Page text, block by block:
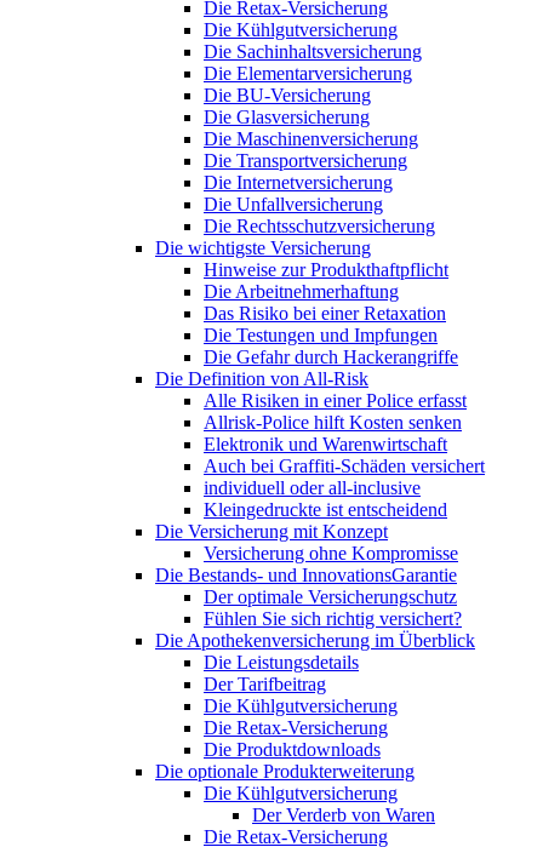
Die Retax-Versicherung
Die Kühlgutversicherung
Die Sachinhaltsversicherung
Die Elementarversicherung
Die BU-Versicherung
Die Glasversicherung
Die Maschinenversicherung
Die Transportversicherung
Die Internetversicherung
Die Unfallversicherung
Die Rechtsschutzversicherung
Die wichtigste Versicherung
Hinweise zur Produkthaftpflicht
Die Arbeitnehmerhaftung
Das Risiko bei einer Retaxation
Die Testungen und Impfungen
Die Gefahr durch Hackerangriffe
Die Definition von All-Risk
Alle Risiken in einer Police erfasst
Allrisk-Police hilft Kosten senken
Elektronik und Warenwirtschaft
Auch bei Graffiti-Schäden versichert
individuell oder all-inclusive
Kleingedruckte ist entscheidend
Die Versicherung mit Konzept
Versicherung ohne Kompromisse
Die Bestands- und InnovationsGarantie
Der optimale Versicherungschutz
Fühlen Sie sich richtig versichert?
Die Apothekenversicherung im Überblick
Die Leistungsdetails
Der Tarifbeitrag
Die Kühlgutversicherung
Die Retax-Versicherung
Die Produktdownloads
Die optionale Produkterweiterung
Die Kühlgutversicherung
Der Verderb von Waren
Die Retax-Versicherung